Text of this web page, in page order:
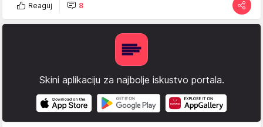
Reaguj 8
Skini aplikaciju za najbolje iskustvo portala.